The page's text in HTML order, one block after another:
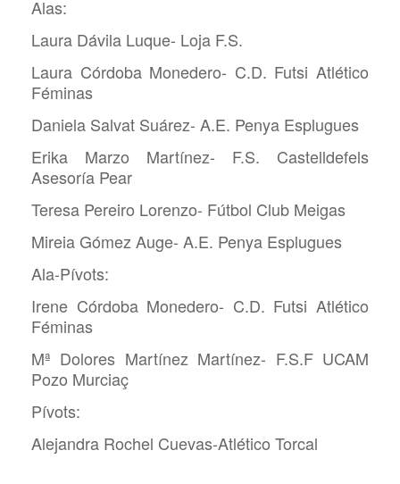
Alas:
Laura Dávila Luque- Loja F.S.
Laura Córdoba Monedero- C.D. Futsi Atlético
Féminas
Daniela Salvat Suárez- A.E. Penya Esplugues
Erika Marzo Martínez- F.S. Castelldefels
Asesoría Pear
Teresa Pereiro Lorenzo- Fútbol Club Meigas
Mireia Gómez Auge- A.E. Penya Esplugues
Ala-Pívots:
Irene Córdoba Monedero- C.D. Futsi Atlético
Féminas
Mª Dolores Martínez Martínez- F.S.F UCAM
Pozo Murciaç
Pívots:
Alejandra Rochel Cuevas-Atlético Torcal